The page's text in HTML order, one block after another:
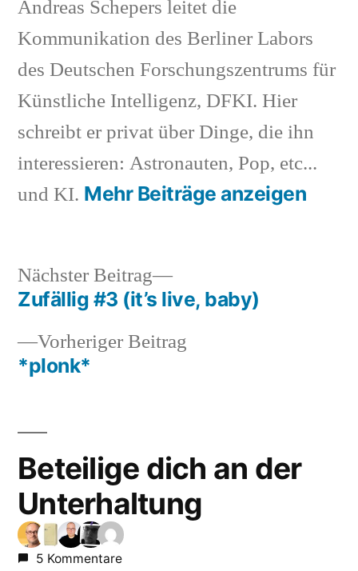
Andreas Schepers leitet die
Kommunikation des Berliner Labors
des Deutschen Forschungszentrums für
Künstliche Intelligenz, DFKI. Hier
schreibt er privat über Dinge, die ihn
interessieren: Astronauten, Pop, etc...
und KI. Mehr Beiträge anzeigen
Beitragsnavigation
Vorheriger Beitrag
*plonk*
Nächster Beitrag
Nächster
Beitrag:
Zufällig #3 (it’s live, baby)
Beteilige dich an der
Unterhaltung
5 Kommentare